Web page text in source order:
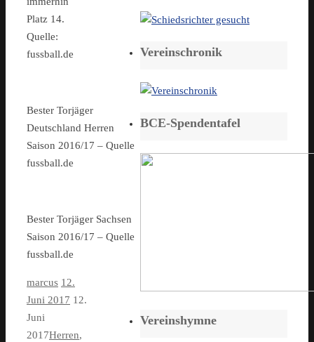
Platz 14.
Quelle:
fussball.de
Bester Torjäger
Deutschland Herren
Saison 2016/17 – Quelle
fussball.de
Bester Torjäger Sachsen
Saison 2016/17 – Quelle
fussball.de
marcus 12.
Juni 2017 12.
Juni
2017Herren,
Vereinschronik
BCE-Spendentafel
Vereinshymne